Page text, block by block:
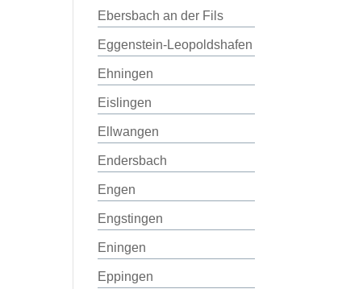
Ebersbach an der Fils
Eggenstein-Leopoldshafen
Ehningen
Eislingen
Ellwangen
Endersbach
Engen
Engstingen
Eningen
Eppingen